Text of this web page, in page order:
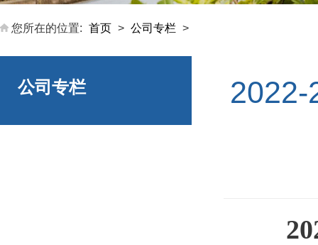
您所在的位置: 首页 > 公司专栏 >
公司专栏 2022-